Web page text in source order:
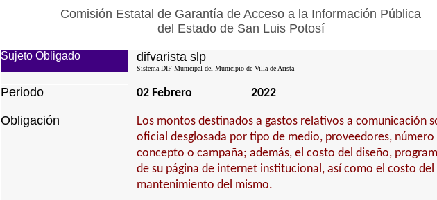
Comisión Estatal de Garantía de Acceso a la Información Pública
del Estado de San Luis Potosí
Sujeto Obligado difvarista slp
Sistema DIF Municipal del Municipio de Villa de Arista
Periodo 02 Febrero 2022
Obligación
Los montos destinados a gastos relativos a comunicación
oficial desglosada por tipo de medio, proveedores,
concepto o campaña; además, el costo del diseño,
de su página de internet institucional, así como el costo
mantenimiento del mismo.